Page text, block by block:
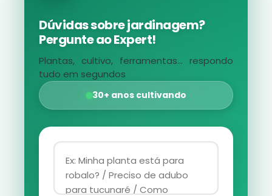
Dúvidas sobre jardinagem?
Pergunte ao Expert!
Plantas, cultivo, ferramentas... respondo
tudo em segundos
30+ anos cultivando